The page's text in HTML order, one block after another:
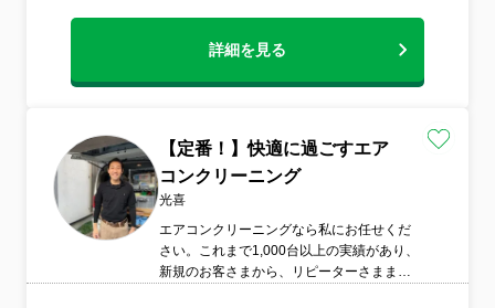
ために何のためにという”想い”を大切にし
らも日々精進致します。そして、多くの方
の人生が「より豊かであり続けるよう」私
が出来る事をやり続けます。
詳細を見る
【定番！】快適に過ごすエア
コンクリーニング
光喜
エアコンクリーニングなら私にお任せくだ
さい。これまで1,000台以上の実績があり、
新規のお客さまから、リピーターさままで